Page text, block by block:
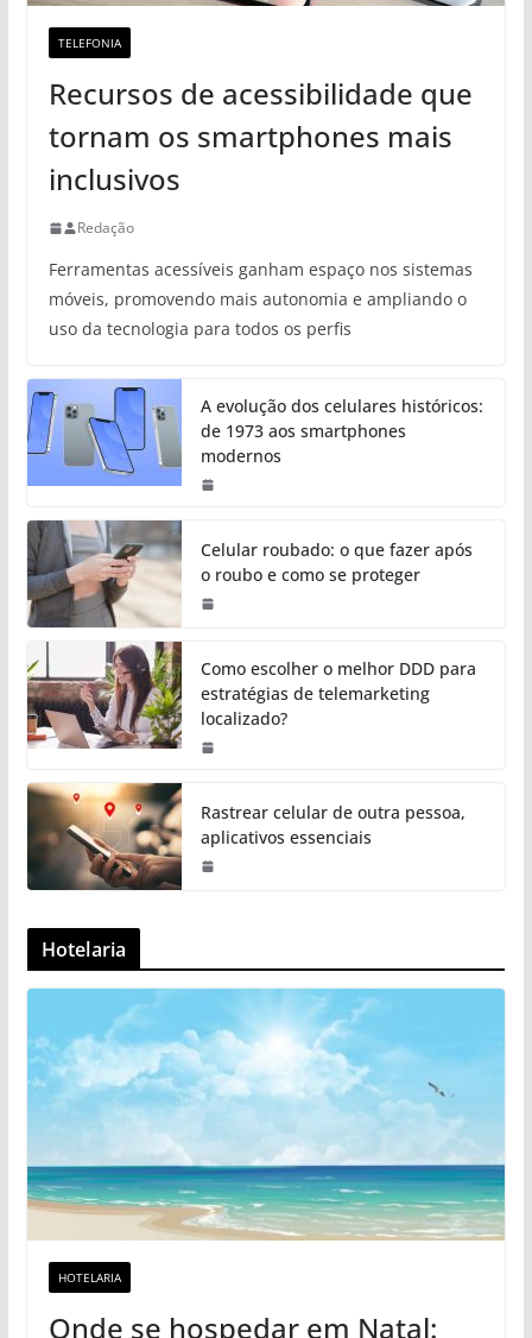
TELEFONIA
Recursos de acessibilidade que
tornam os smartphones mais
inclusivos
Redação
Ferramentas acessíveis ganham espaço nos sistemas
móveis, promovendo mais autonomia e ampliando o
uso da tecnologia para todos os perfis
A evolução dos celulares históricos:
de 1973 aos smartphones
modernos
Celular roubado: o que fazer após
o roubo e como se proteger
Como escolher o melhor DDD para
estratégias de telemarketing
localizado?
Rastrear celular de outra pessoa,
aplicativos essenciais
Hotelaria
HOTELARIA
Onde se hospedar em Natal: